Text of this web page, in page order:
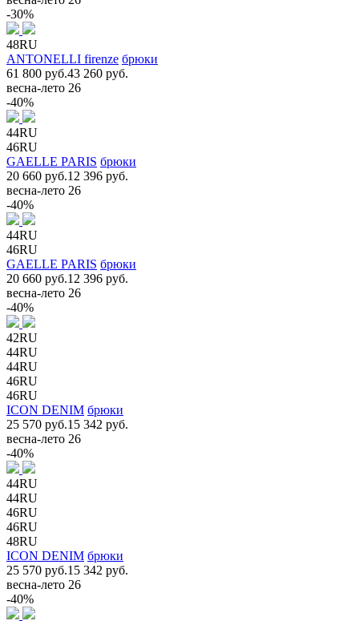
-30%
48RU
ANTONELLI firenze брюки
61 800 руб.43 260 руб.
весна-лето 26
-40%
44RU
46RU
GAELLE PARIS брюки
20 660 руб.12 396 руб.
весна-лето 26
-40%
44RU
46RU
GAELLE PARIS брюки
20 660 руб.12 396 руб.
весна-лето 26
-40%
42RU
44RU
44RU
46RU
46RU
ICON DENIM брюки
25 570 руб.15 342 руб.
весна-лето 26
-40%
44RU
44RU
46RU
46RU
48RU
ICON DENIM брюки
25 570 руб.15 342 руб.
весна-лето 26
-40%